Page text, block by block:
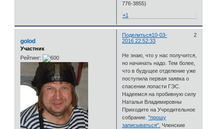
776-3855)
+1
Поделиться 2
10-03-
2016 22:52:33
golod
Участник
Рейтинг:
Не знаю, что у нас получится,
но начинать надо. Тем более,
что в будущее отделение уже
поступила первая заявка о
спасении лопасти ГЭС.
Надеемся на пробивную силу
Натальи Владимировны
Приходите на Учредительное
собрание."прошу
записываться". Членские